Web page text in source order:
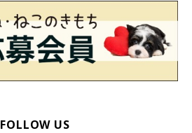
FOLLOW US